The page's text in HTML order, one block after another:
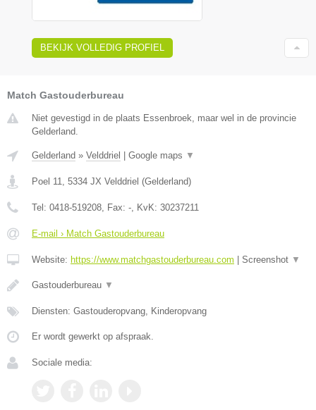
BEKIJK VOLLEDIG PROFIEL
Match Gastouderbureau
Niet gevestigd in de plaats Essenbroek, maar wel in de provincie
Gelderland.
Gelderland » Velddriel Google maps ▼
Poel 11, 5334 JX Velddriel (Gelderland)
Tel: 0418-519208, Fax: -, KvK: 30237211
E-mail › Match Gastouderbureau
Website: https://www.matchgastouderbureau.com Screenshot ▼
Gastouderbureau ▼
Diensten: Gastouderopvang, Kinderopvang
Er wordt gewerkt op afspraak.
Sociale media: